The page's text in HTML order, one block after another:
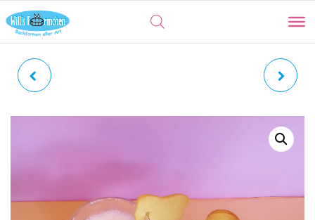
BIENEN | PRÄGEWALZE